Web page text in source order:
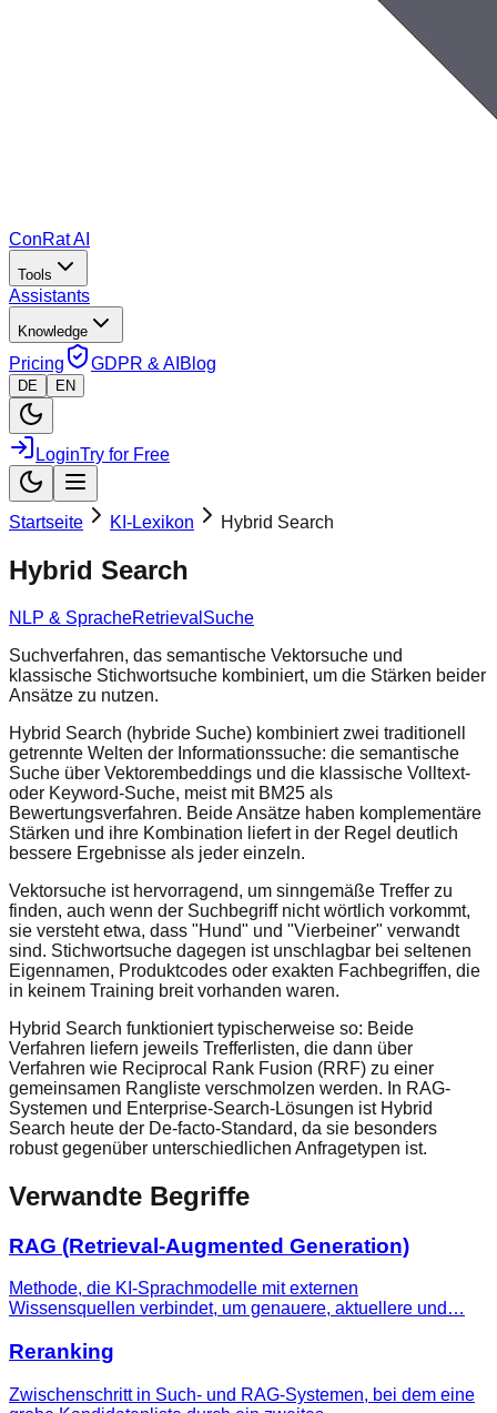
ConRat AI
Tools
Assistants
Knowledge
Pricing GDPR & AI Blog
DE EN
LoginTry for Free
Startseite KI-Lexikon Hybrid Search
Hybrid Search
NLP & SpracheRetrieval Suche
Suchverfahren, das semantische Vektorsuche und
klassische Stichwortsuche kombiniert, um die Stärken beider
Ansätze zu nutzen.
Hybrid Search (hybride Suche) kombiniert zwei traditionell
getrennte Welten der Informationssuche: die semantische
Suche über Vektorembeddings und die klassische Volltext-
oder Keyword-Suche, meist mit BM25 als
Bewertungsverfahren. Beide Ansätze haben komplementäre
Stärken und ihre Kombination liefert in der Regel deutlich
bessere Ergebnisse als jeder einzeln.
Vektorsuche ist hervorragend, um sinngemäße Treffer zu
finden, auch wenn der Suchbegriff nicht wörtlich vorkommt,
sie versteht etwa, dass "Hund" und "Vierbeiner" verwandt
sind. Stichwortsuche dagegen ist unschlagbar bei seltenen
Eigennamen, Produktcodes oder exakten Fachbegriffen, die
in keinem Training breit vorhanden waren.
Hybrid Search funktioniert typischerweise so: Beide
Verfahren liefern jeweils Trefferlisten, die dann über
Verfahren wie Reciprocal Rank Fusion (RRF) zu einer
gemeinsamen Rangliste verschmolzen werden. In RAG-
Systemen und Enterprise-Search-Lösungen ist Hybrid
Search heute der De-facto-Standard, da sie besonders
robust gegenüber unterschiedlichen Anfragetypen ist.
Verwandte Begriffe
RAG (Retrieval-Augmented Generation)
Methode, die KI-Sprachmodelle mit externen
Wissensquellen verbindet, um genauere, aktuellere und…
Reranking
Zwischenschritt in Such- und RAG-Systemen, bei dem eine